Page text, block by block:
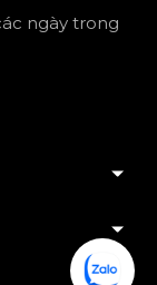
ngày trong